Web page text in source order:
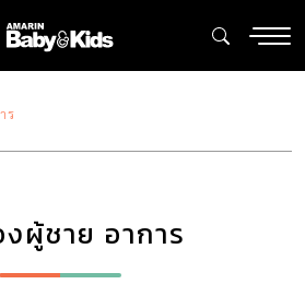
ร
ผู้ชาย อาการ